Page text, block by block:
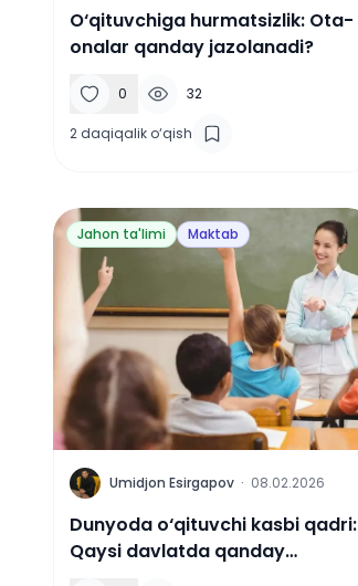
O‘qituvchiga hurmatsizlik: Ota-
onalar qanday jazolanadi?
0 32
2 daqiqalik o‘qish
Jahon ta'limi Maktab
U Umidjon Esirgapov · 08.02.2026
Dunyoda o‘qituvchi kasbi qadri:
Qaysi davlatda qanday